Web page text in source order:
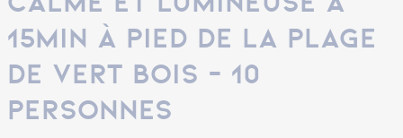
15min à pied de la plage
de Vert Bois - 10
personnes